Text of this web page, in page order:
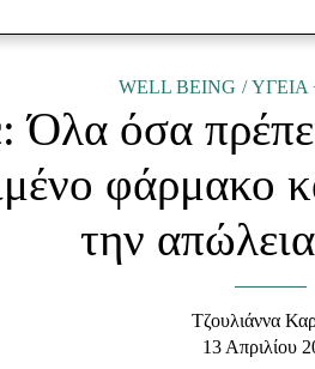
Πρόσωπα
Celebrities
Συνεντεύξεις
True Stories
Ask the Guru
WELL BEING ΥΓΕΙΑ
Όλα όσα
φάρμακο
την
Τζουλιάννα
13 Απριλίου